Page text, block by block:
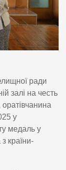
ради
залі на честь
у
медаль у
країни-